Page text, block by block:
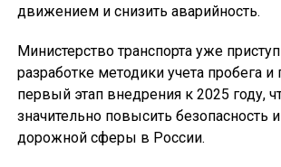
движением и снизить аварийность.
Министерство транспорта уже
разработке методики учета пробега и
первый этап внедрения к 2025 году,
значительно повысить безопасность
дорожной сферы в России.